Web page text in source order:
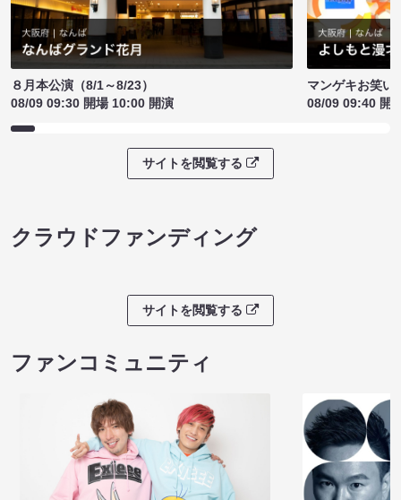
８月本公演（8/1～8/23）
08/09 09:30 開場 10:00 開演
マンゲキお笑い
08/09 09:40 開
サイトを閲覧する
クラウドファンディング
サイトを閲覧する
ファンコミュニティ